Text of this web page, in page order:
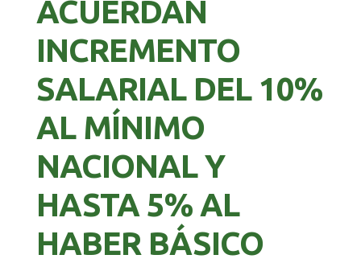
ACUERDAN
INCREMENTO
SALARIAL DEL 10%
AL MÍNIMO
NACIONAL Y
HASTA 5% AL
HABER BÁSICO